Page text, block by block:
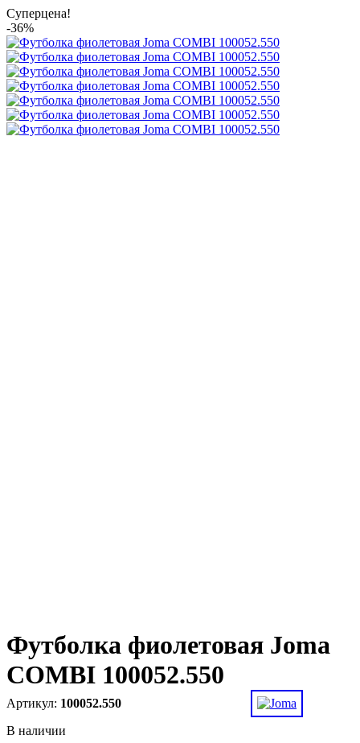
Суперцена!
-36%
Футболка фиолетовая Joma
COMBI 100052.550
100052.550
В наличии